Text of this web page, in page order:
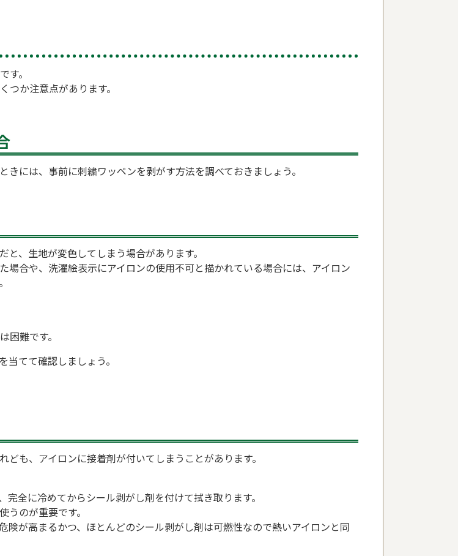
す。
か注意点があります。
には、事前に刺繍ワッペンを剥がす方法を調べておきましょう。
、生地が変色してしまう場合があります。
場合や、洗濯絵表示にアイロンの使用不可と描かれている場合には、アイロン
困難です。
てて確認しましょう。
も、アイロンに接着剤が付いてしまうことがあります。
全に冷めてからシール剥がし剤を付けて拭き取ります。
のが重要です。
が高まるかつ、ほとんどのシール剥がし剤は可燃性なので熱いアイロンと同